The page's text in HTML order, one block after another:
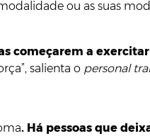
ou as suas
começarem a
salienta o personal
. Há pessoas que